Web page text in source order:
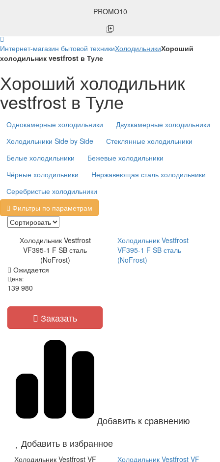
PROMO10
Интернет-магазин бытовой техникиХолодильникиХороший
холодильник vestfrost в Туле
Хороший холодильник
vestfrost в Туле
Однокамерные холодильники
Двухкамерные холодильники
Холодильники Side by Side
Стеклянные холодильники
Белые холодильники
Бежевые холодильники
Чёрные холодильники
Нержавеющая сталь холодильники
Серебристые холодильники
Фильтры по параметрам
Холодильник Vestfrost
VF395-1 F SB сталь
(NoFrost)
Холодильник Vestfrost
VF395-1 F SB сталь
(NoFrost)
Ожидается
Цена:
139 980
Заказать
Добавить к сравнению
Добавить в избранное
Холодильник Vestfrost VF Холодильник Vestfrost VF